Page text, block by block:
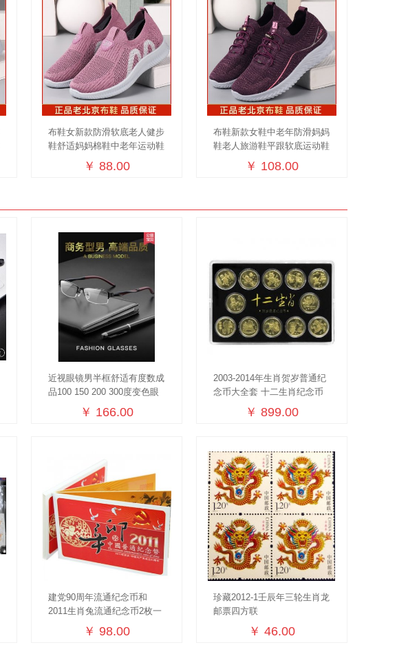
布鞋女新款防滑软底老人健步
鞋舒适妈妈棉鞋中老年运动鞋
￥ 88.00
布鞋新款女鞋中老年防滑妈妈
鞋老人旅游鞋平跟软底运动鞋
￥ 108.00
近视眼镜男半框舒适有度数成
品100 150 200 300度变色眼
睛近视镜￥ 166.00
2003-2014年生肖贺岁普通纪
念币大全套 十二生肖纪念币
收藏大全套￥ 899.00
建党90周年流通纪念币和
2011生肖兔流通纪念币2枚一
￥ 98.00
珍藏2012-1壬辰年三轮生肖龙
邮票四方联
￥ 46.00